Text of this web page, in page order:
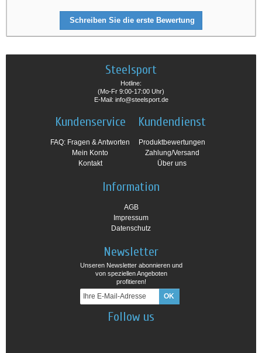
Schreiben Sie die erste Bewertung
Steelsport
Hotline:
(Mo-Fr 9:00-17:00 Uhr)
E-Mail: info@steelsport.de
Kundenservice
FAQ: Fragen & Antworten
Mein Konto
Kontakt
Kundendienst
Produktbewertungen
Zahlung/Versand
Über uns
Information
AGB
Impressum
Datenschutz
Newsletter
Unseren Newsletter abonnieren und
von speziellen Angeboten
profitieren!
Follow us